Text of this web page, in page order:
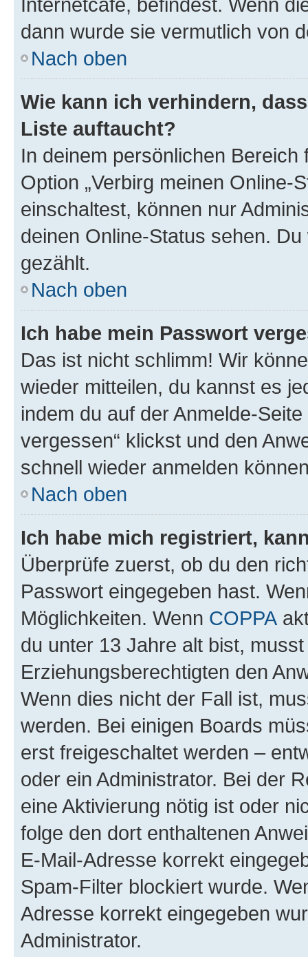
dann wurde sie vermutlich von
Nach oben
Wie kann ich verhindern,
Liste auftaucht?
In deinem persönlichen
Option „Verbirg meinen Online-
einschaltest, können nur
deinen Online-Status sehen.
gezählt.
Nach oben
Ich habe mein Passwort
Das ist nicht schlimm! Wir
wieder mitteilen, du kannst es
indem du auf der Anmelde-
vergessen“ klickst und den
schnell wieder anmelden
Nach oben
Ich habe mich registriert,
Überprüfe zuerst, ob du den
Passwort eingegeben hast.
Möglichkeiten. Wenn COPPA
du unter 13 Jahre alt bist,
Erziehungsberechtigten den
Wenn dies nicht der Fall ist,
werden. Bei einigen Boards
erst freigeschaltet werden –
oder ein Administrator. Bei der
eine Aktivierung nötig ist oder
folge den dort enthaltenen
E-Mail-Adresse korrekt
Spam-Filter blockiert wurde.
Adresse korrekt eingegeben
Administrator.